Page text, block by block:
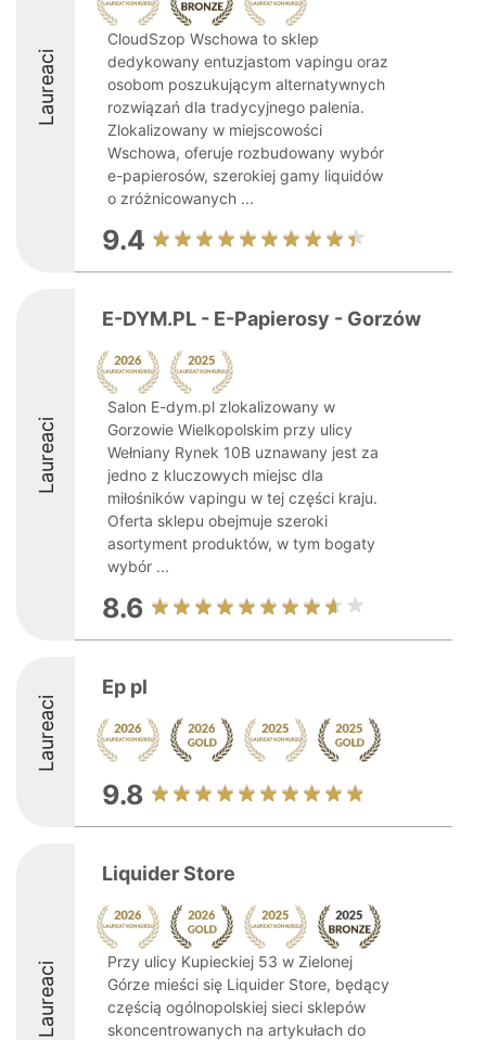
Laureaci
CloudSzop Wschowa to sklep
dedykowany entuzjastom vapingu oraz
osobom poszukującym alternatywnych
rozwiązań dla tradycyjnego palenia.
Zlokalizowany w miejscowości
Wschowa, oferuje rozbudowany wybór
e-papierosów, szerokiej gamy liquidów
o zróżnicowanych ...
9.4
Laureaci
E-DYM.PL - E-Papierosy - Gorzów
Salon E-dym.pl zlokalizowany w
Gorzowie Wielkopolskim przy ulicy
Wełniany Rynek 10B uznawany jest za
jedno z kluczowych miejsc dla
miłośników vapingu w tej części kraju.
Oferta sklepu obejmuje szeroki
asortyment produktów, w tym bogaty
wybór ...
8.6
Laureaci
Ep pl
9.8
Laureaci
Liquider Store
Przy ulicy Kupieckiej 53 w Zielonej
Górze mieści się Liquider Store, będący
częścią ogólnopolskiej sieci sklepów
skoncentrowanych na artykułach do